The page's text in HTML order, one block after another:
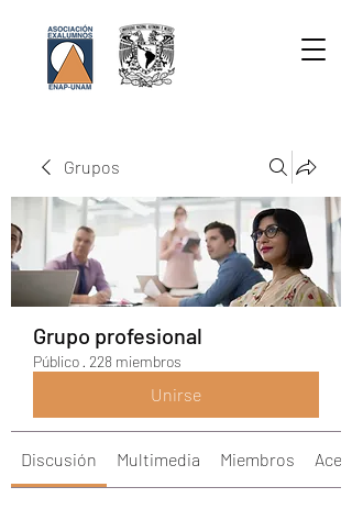
Grupos
Grupo profesional
Público · 228 miembros
Unirse
Discusión Multimedia Miembros